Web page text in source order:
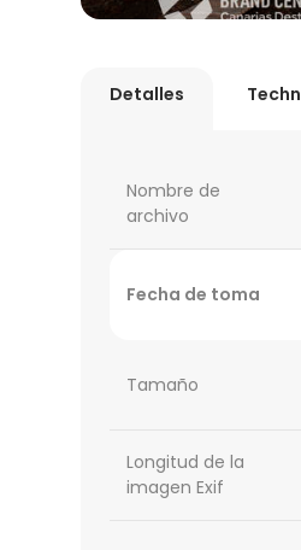
Detalles
Nombre de
archivo
Fecha de toma
Tamaño
Longitud de la
imagen Exif